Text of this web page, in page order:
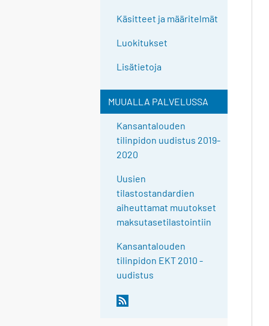
Käsitteet ja määritelmät
Luokitukset
Lisätietoja
MUUALLA PALVELUSSA
Kansantalouden
tilinpidon uudistus 2019-
2020
Uusien
tilastostandardien
aiheuttamat muutokset
maksutasetilastointiin
Kansantalouden
tilinpidon EKT 2010 -
uudistus